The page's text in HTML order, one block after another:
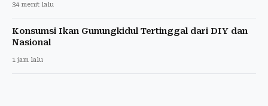
34 menit lalu
Konsumsi Ikan Gunungkidul Tertinggal dari DIY dan
Nasional
1 jam lalu